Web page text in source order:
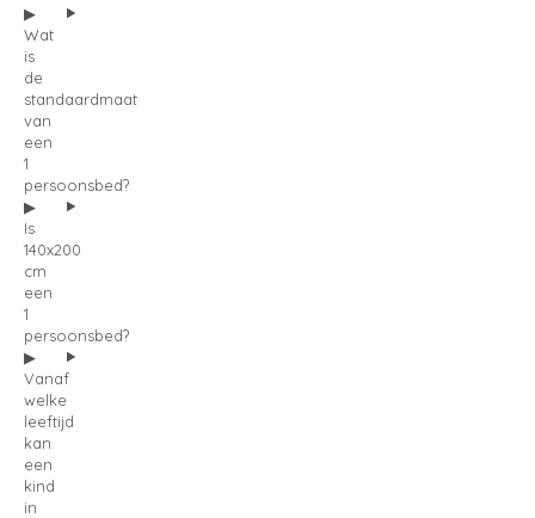
Wat
is
de
standaardmaat
van
een
1
persoonsbed?
Is
140x200
cm
een
1
persoonsbed?
Vanaf
welke
leeftijd
kan
een
kind
in